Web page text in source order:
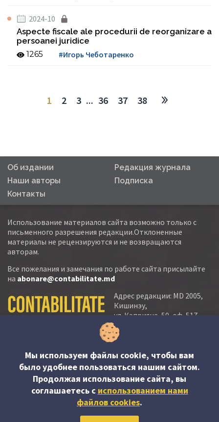
2024-10
Aspecte fiscale ale procedurii de reorganizare a
persoanei juridice
1265 #Игорь Чеботаренко
1 2 3 ... 36 37 38
Об издании
Редакция журнала
Наши авторы
Подписка
Контакты
Использование материалов сайта возможно только с
письменного разрешения редакции.Отклоненные
материалы не рецензируются и не возвращаются
авторам.
Все пожелания и замечания по работе сайта присылайте
на abonare@contabilitate.md
Адрес редакции: MD 2005,
Кишинэу,
ул. Кэприяна, 50, оф. 517-
518
тел.:
тел./факс: (+373 22) 22 53 90
e-mail:
abonare@contabilitate.md
newsletter:
contabilitate
Мы используем файлы cookie, чтобы вам
было удобнее пользоваться нашим сайтом.
Продолжая использование сайта, вы
соглашаетесь c использованием нами
файлов cookies.